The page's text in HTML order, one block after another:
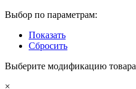
Выбор по параметрам:
Показать
Сбросить
Выберите модификацию товара
×